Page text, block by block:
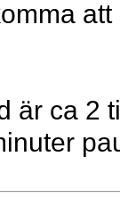
är ca 2